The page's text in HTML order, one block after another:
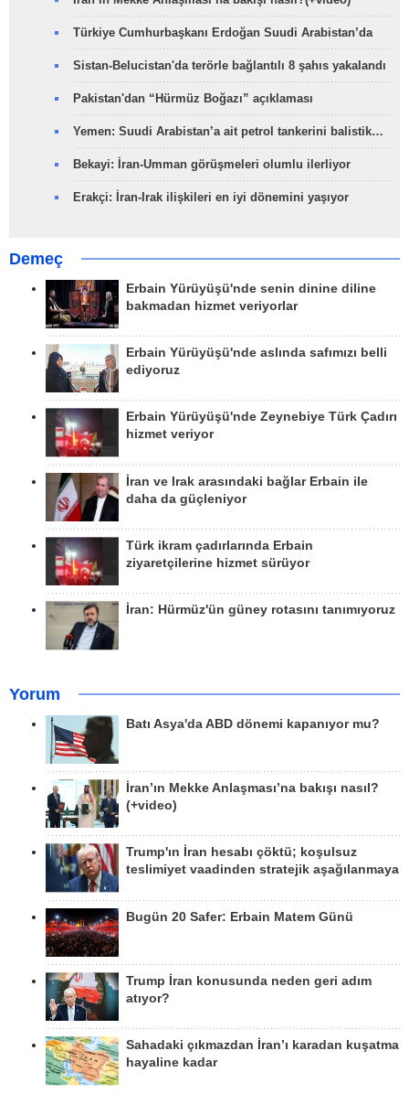
Türkiye Cumhurbaşkanı Erdoğan Suudi Arabistan’da
Sistan-Belucistan'da terörle bağlantılı 8 şahıs yakalandı
Pakistan'dan “Hürmüz Boğazı” açıklaması
Yemen: Suudi Arabistan’a ait petrol tankerini balistik…
Bekayi: İran-Umman görüşmeleri olumlu ilerliyor
Erakçi: İran-Irak ilişkileri en iyi dönemini yaşıyor
Demeç
Erbain Yürüyüşü'nde senin dinine diline
bakmadan hizmet veriyorlar
Erbain Yürüyüşü'nde aslında safımızı belli
ediyoruz
Erbain Yürüyüşü'nde Zeynebiye Türk Çadırı
hizmet veriyor
İran ve Irak arasındaki bağlar Erbain ile
daha da güçleniyor
Türk ikram çadırlarında Erbain
ziyaretçilerine hizmet sürüyor
İran: Hürmüz'ün güney rotasını tanımıyoruz
Yorum
Batı Asya'da ABD dönemi kapanıyor mu?
İran’ın Mekke Anlaşması’na bakışı nasıl?
(+video)
Trump'ın İran hesabı çöktü; koşulsuz
teslimiyet vaadinden stratejik aşağılanmaya
Bugün 20 Safer: Erbain Matem Günü
Trump İran konusunda neden geri adım
atıyor?
Sahadaki çıkmazdan İran’ı karadan kuşatma
hayaline kadar